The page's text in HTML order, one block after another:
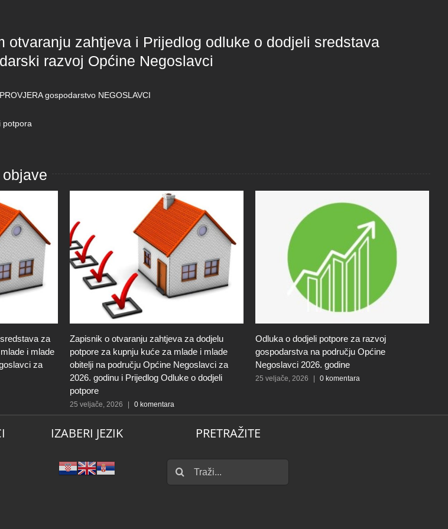
otvaranju zahtjeva i Prijedlog odluke o dodjeli sredstava
razvoj Općine Negoslavci
gospodarstvo NEGOSLAVCI
potpora
za
i mlade
za
Zapisnik o otvaranju zahtjeva za dodjelu
potpore za kupnju kuće za mlade i mlade
obitelji na području Općine Negoslavci za
2026. godinu i Prijedlog Odluke o dodjeli
potpore
25 veljače, 2026 0 komentara
Odluka o dodjeli potpore za razvoj
gospodarstva na području Općine
Negoslavci 2026. godine
25 veljače, 2026 0 komentara
IZABERI JEZIK PRETRAŽITE
Traži...